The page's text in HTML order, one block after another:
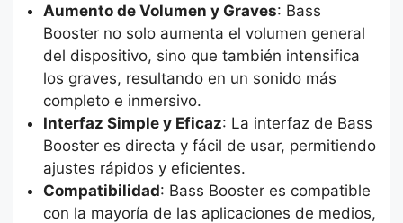
Aumento de Volumen y Graves: Bass
Booster no solo aumenta el volumen general
del dispositivo, sino que también intensifica
los graves, resultando en un sonido más
completo e inmersivo.
Interfaz Simple y Eficaz: La interfaz de Bass
Booster es directa y fácil de usar, permitiendo
ajustes rápidos y eficientes.
Compatibilidad: Bass Booster es compatible
con la mayoría de las aplicaciones de medios,